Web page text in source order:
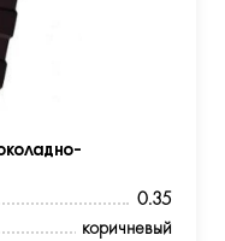
0.35
коричневый